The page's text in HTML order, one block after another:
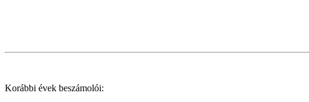
Korábbi évek beszámolói: